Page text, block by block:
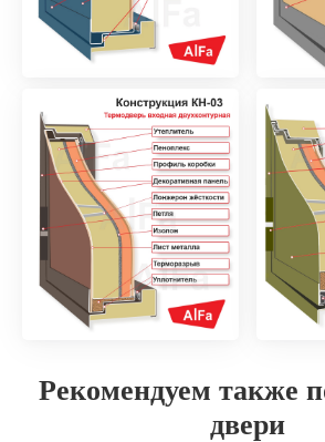
Рекомендуем также
двери